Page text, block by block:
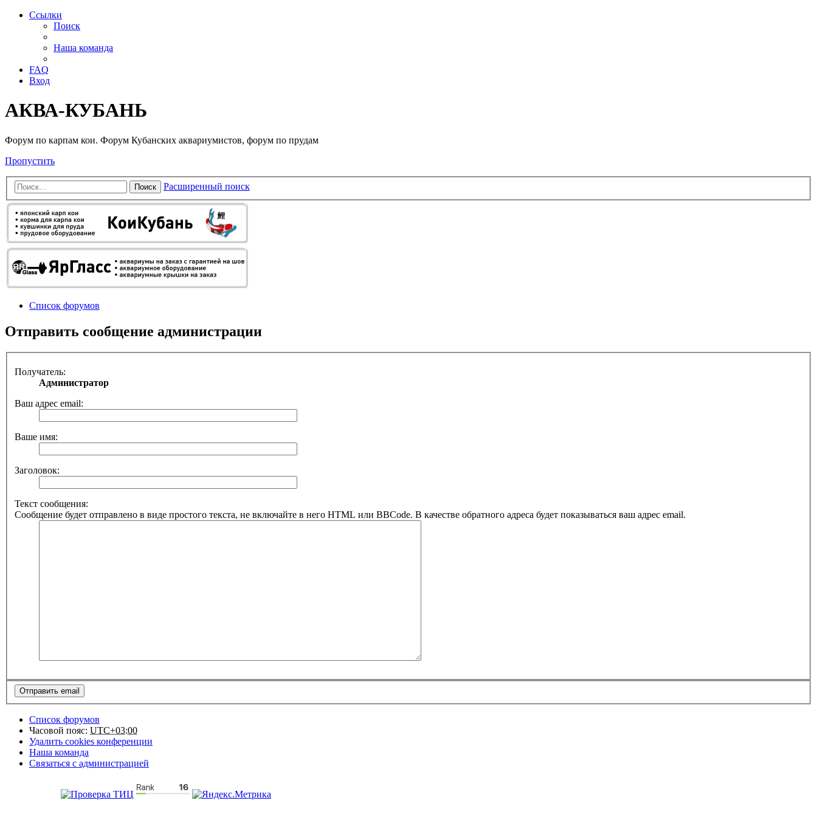
Ссылки
Поиск
Наша команда
FAQ
Вход
АКВА-КУБАНЬ
Форум по карпам кои. Форум Кубанских аквариумистов, форум по прудам
Пропустить
Поиск Расширенный поиск
Список форумов
Отправить сообщение администрации
Получатель:
Администратор
Ваш адрес email:
Ваше имя:
Заголовок:
Текст сообщения:
Сообщение будет отправлено в виде простого текста, не включайте в него HTML или BBCode. В качестве обратного адреса будет показываться ваш адрес email.
Список форумов
Часовой пояс: UTC+03:00
Удалить cookies конференции
Наша команда
Связаться с администрацией